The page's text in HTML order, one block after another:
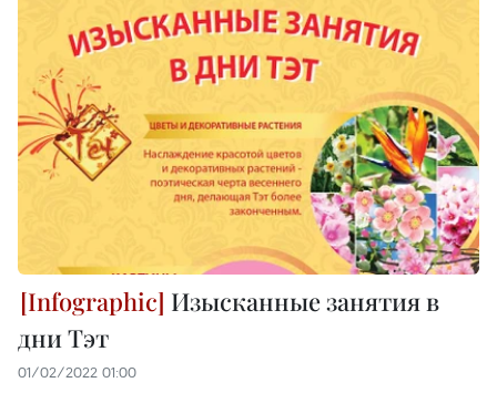
Изысканные занятия в
дни Тэт
01/02/2022 01:00